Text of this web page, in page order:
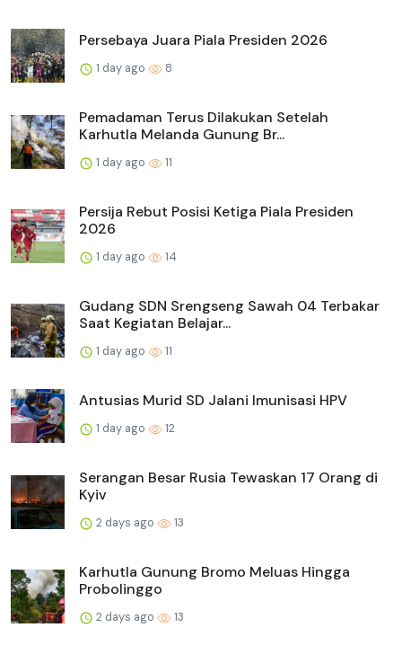
Persebaya Juara Piala Presiden 2026
1 day ago 8
Pemadaman Terus Dilakukan Setelah
Karhutla Melanda Gunung Br...
1 day ago 11
Persija Rebut Posisi Ketiga Piala Presiden
2026
1 day ago 14
Gudang SDN Srengseng Sawah 04 Terbakar
Saat Kegiatan Belajar...
1 day ago 11
Antusias Murid SD Jalani Imunisasi HPV
1 day ago 12
Serangan Besar Rusia Tewaskan 17 Orang di
Kyiv
2 days ago 13
Karhutla Gunung Bromo Meluas Hingga
Probolinggo
2 days ago 13